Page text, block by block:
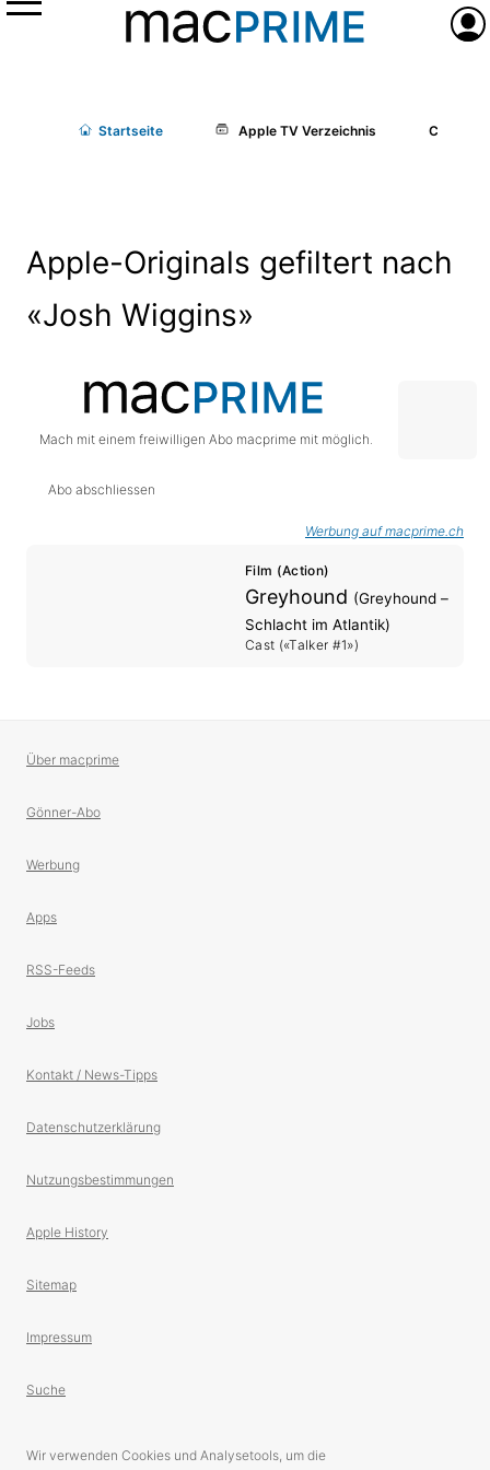
Menü
Startseite Apple TV Verzeichnis Cast/
Apple-Originals gefiltert nach
«Josh Wiggins»
Mach mit einem freiwilligen Abo macprime mit möglich.
Abo abschliessen
Werbung auf macprime.ch
Film (Action)
Greyhound (Greyhound –
Schlacht im Atlantik)
Cast («Talker #1»)
Über macprime
Gönner-Abo
Werbung
Apps
RSS-Feeds
Jobs
Kontakt / News-Tipps
Datenschutzerklärung
Nutzungsbestimmungen
Apple History
Sitemap
Impressum
Suche
Wir verwenden Cookies und Analysetools, um die